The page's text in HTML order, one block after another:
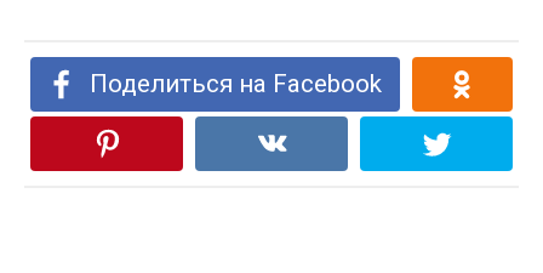
Поделиться на Facebook